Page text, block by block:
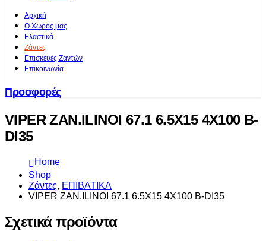
Αρχική
Ο Χώρος μας
Ελαστικά
Ζάντες
Επισκευές Ζαντών
Επικοινωνία
Προσφορές
VIPER ZAN.ILINOI 67.1 6.5X15 4X100 B-
DI35
Home
Shop
Ζάντες, ΕΠΙΒΑΤΙΚΑ
VIPER ZAN.ILINOI 67.1 6.5X15 4X100 B-DI35
Σχετικά προϊόντα